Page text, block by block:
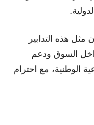
هذه التدابير
السوق ودعم
الوطنية، مع احترام